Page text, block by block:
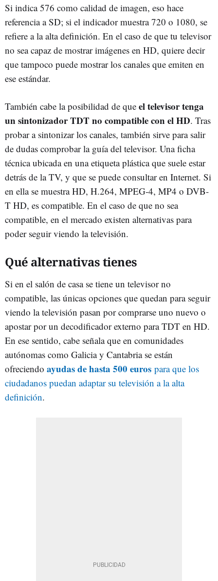
Si indica 576 como calidad de imagen, eso hace
referencia a SD; si el indicador muestra 720 o 1080, se
refiere a la alta definición. En el caso de que tu televisor
no sea capaz de mostrar imágenes en HD, quiere decir
que tampoco puede mostrar los canales que emiten en
ese estándar.
También cabe la posibilidad de que el televisor tenga
un sintonizador TDT no compatible con el HD. Tras
probar a sintonizar los canales, también sirve para salir
de dudas comprobar la guía del televisor. Una ficha
técnica ubicada en una etiqueta plástica que suele estar
detrás de la TV, y que se puede consultar en Internet. Si
en ella se muestra HD, H.264, MPEG-4, MP4 o DVB-
T HD, es compatible. En el caso de que no sea
compatible, en el mercado existen alternativas para
poder seguir viendo la televisión.
Qué alternativas tienes
Si en el salón de casa se tiene un televisor no
compatible, las únicas opciones que quedan para seguir
viendo la televisión pasan por comprarse uno nuevo o
apostar por un decodificador externo para TDT en HD.
En ese sentido, cabe señala que en comunidades
autónomas como Galicia y Cantabria se están
ofreciendo ayudas de hasta 500 euros para que los
ciudadanos puedan adaptar su televisión a la alta
definición.